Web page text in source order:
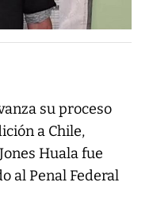
su proceso
a Chile,
Huala fue
al Penal Federal